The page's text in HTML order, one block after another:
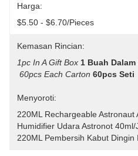
Harga:
$5.50 - $6.70/pieces
Kemasan Rincian:
1pc In A Gift Box 1 Buah
60pcs Each Carton 60pcs Seti
Menyoroti:
220ML Rechargeable Astronaut
Humidifier Udara Astronot
220ML Pembersih Kabut Dingin